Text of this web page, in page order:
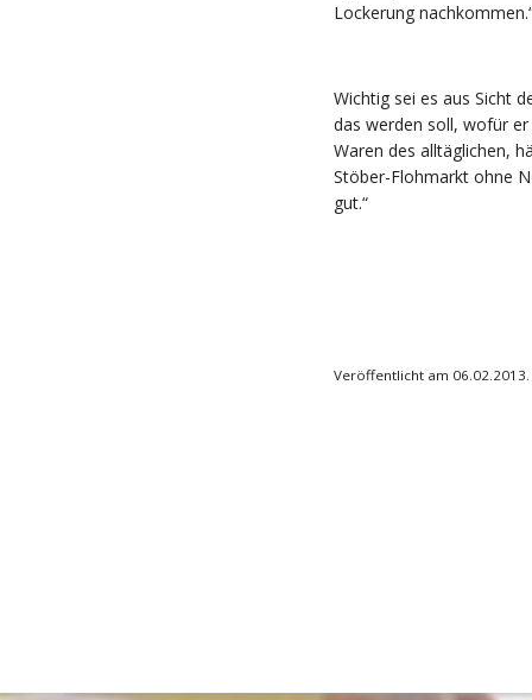
Lockerung
Wichtig sei es aus Sicht
das werden soll, wofür
Waren des alltäglichen,
Stöber-Flohmarkt ohne
gut.“
Veröffentlicht am 06.02.2013.